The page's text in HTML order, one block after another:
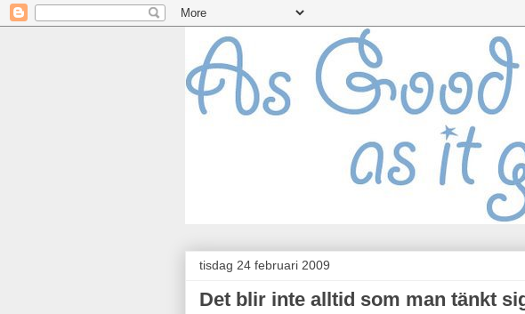
tisdag 24 februari 2009
Det blir inte alltid som man tänkt